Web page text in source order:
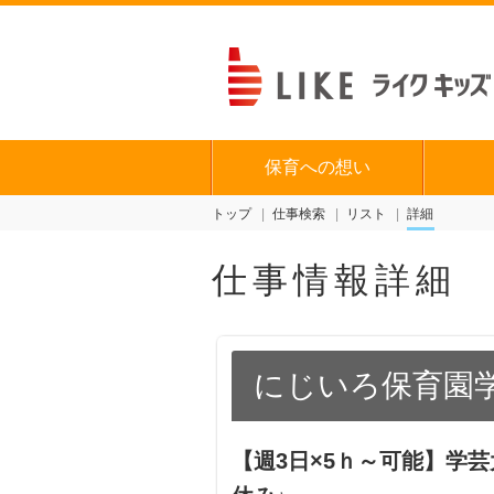
保育への想い
トップ 仕事検索 リスト 詳細
仕事情報詳細
にじいろ保育園
【週3日×5ｈ～可能】学